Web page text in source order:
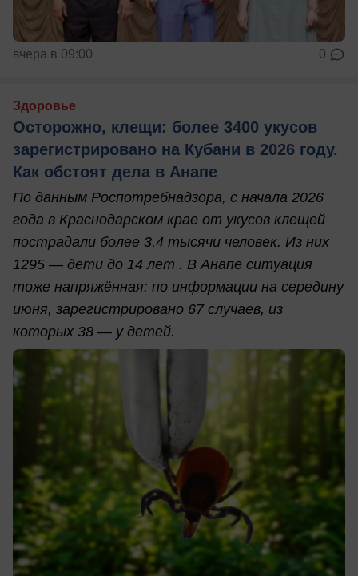
вчера в 09:00 0
Здоровье
Осторожно, клещи: более 3400 укусов
зарегистрировано на Кубани в 2026 году.
Как обстоят дела в Анапе
По данным Роспотребнадзора, с начала 2026
года в Краснодарском крае от укусов клещей
пострадали более 3,4 тысячи человек. Из них
1295 — дети до 14 лет . В Анапе ситуация
тоже напряжённая: по информации на середину
июня, зарегистрировано 67 случаев, из
которых 38 — у детей.